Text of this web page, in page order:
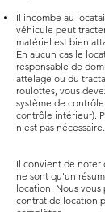
Il incombe au
véhicule peut
matériel est bien
En aucun cas le
responsable de
attelage ou du
roulottes, vous
système de
contrôle intérieur).
n'est pas nécessaire.
Il convient de noter
ne sont qu'un
location. Nous
contrat de location